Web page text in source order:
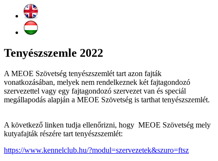
Tenyészszemle 2022
A MEOE Szövetség tenyészszemlét tart azon fajták
vonatkozásában, melyek nem rendelkeznek két fajtagondozó
szervezettel vagy egy fajtagondozó szervezet van és speciál
megállapodás alapján a MEOE Szövetség is tarthat tenyészszemlét.
A következő linken tudja ellenőrizni, hogy MEOE Szövetség mely
kutyafajták részére tart tenyészszemlét:
https://www.kennelclub.hu/?modul=szervezetek&szuro=ftsz